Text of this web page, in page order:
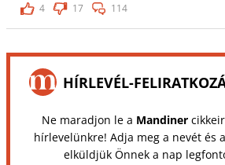
4
17 114
HÍRLEVÉL-
Ne maradjon le a Mandiner
hírlevelünkre! Adja meg a nevét és
elküldjük Önnek a nap